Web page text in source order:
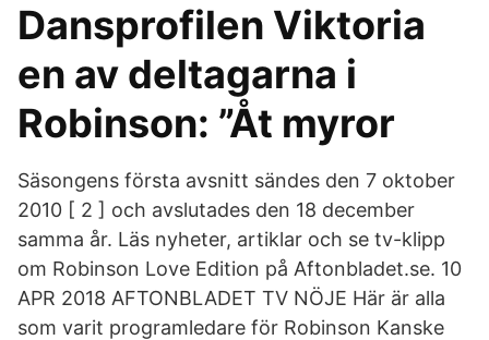
Dansprofilen Viktoria
en av deltagarna i
Robinson: ”Åt myror
Säsongens första avsnitt sändes den 7 oktober
2010 [ 2 ] och avslutades den 18 december
samma år. Läs nyheter, artiklar och se tv-klipp
om Robinson Love Edition på Aftonbladet.se. 10
APR 2018 AFTONBLADET TV NÖJE Här är alla
som varit programledare för Robinson Kanske